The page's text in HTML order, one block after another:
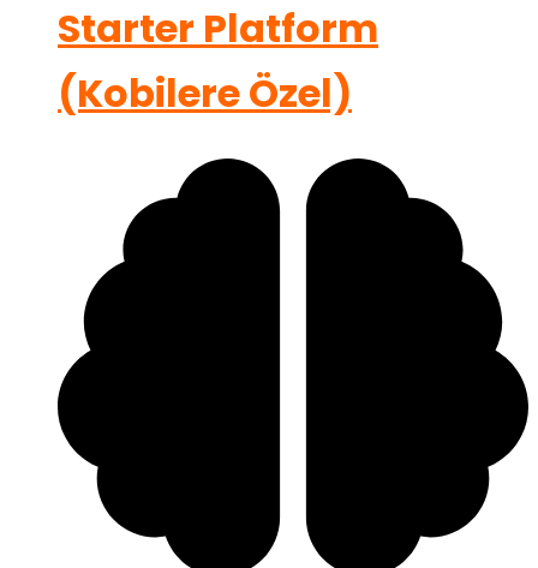
Starter Platform
(Kobilere Özel)